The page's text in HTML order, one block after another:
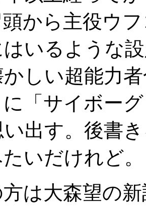
頭から主役ウ
いるような
かしい超能力
「サイボー
出す。後書
いだけれど。
は大森望の新